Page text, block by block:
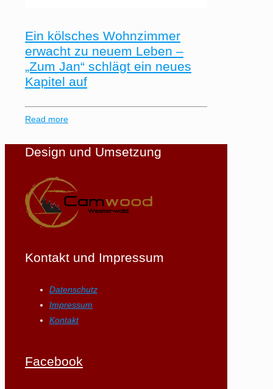
Ein kölsches Wohnzimmer
erwacht zu neuem Leben –
„Zum Jan“ schlägt ein neues
Kapitel auf
Read more
Design und Umsetzung
Kontakt und Impressum
Datenschutz
Impressum
Kontakt
Facebook